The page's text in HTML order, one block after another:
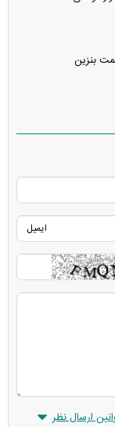
بنزین
ارسال نظر